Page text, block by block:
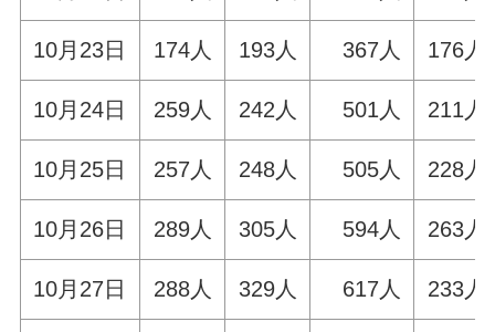
10月23日 174人 193人 367人 176人
10月24日 259人 242人 501人 211人
10月25日 257人 248人 505人 228人
10月26日 289人 305人 594人 263人
10月27日 288人 329人 617人 233人